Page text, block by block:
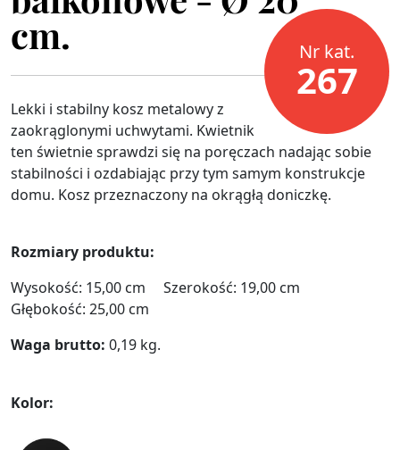
cm. Nr kat.
267
Lekki i stabilny kosz metalowy z
zaokrąglonymi uchwytami. Kwietnik
ten świetnie sprawdzi się na poręczach nadając sobie
stabilności i ozdabiając przy tym samym konstrukcje
domu. Kosz przeznaczony na okrągłą doniczkę.
Rozmiary produktu:
Wysokość: 15,00 cm Szerokość: 19,00 cm
Głębokość: 25,00 cm
Waga brutto: 0,19 kg.
Kolor: